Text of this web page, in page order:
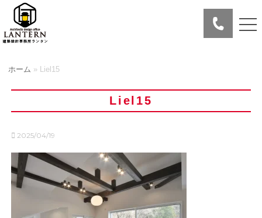
ホーム » Liel15
Liel15
2025/04/19